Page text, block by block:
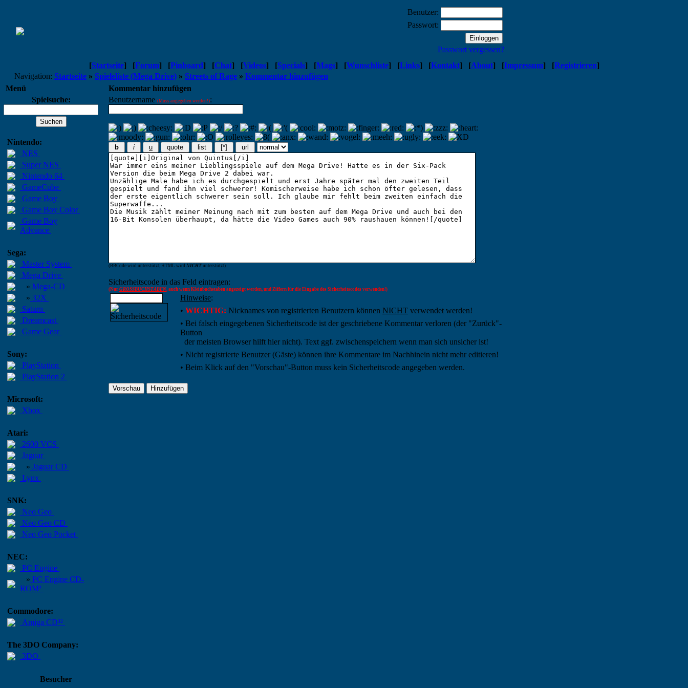
Benutzer:
Passwort:
Passwort vergessen?
[Startseite] [Forum] [Pinboard] [Chat] [Videos] [Specials] [Mags] [Wunschliste] [Links] [Kontakt] [About] [Impressum] [Registrieren]
Navigation: Startseite » Spieleliste (Mega Drive) » Streets of Rage » Kommentar hinzufügen
Menü
Kommentar hinzufügen
Spielsuche:
Nintendo:
NES
Super NES
Nintendo 64
GameCube
Game Boy
Game Boy Color
Game Boy
Advance
Sega:
Master System
Mega Drive
» Mega-CD
» 32X
Saturn
Dreamcast
Game Gear
Sony:
PlayStation
PlayStation 2
Microsoft:
Xbox
Atari:
2600 VCS
Jaguar
» Jaguar CD
Lynx
SNK:
Neo Geo
Neo Geo CD
Neo Geo Pocket
NEC:
PC Engine
» PC Engine CD-
ROM²
Commodore:
Amiga CD³²
The 3DO Company:
3DO
Besucher
Benutzername (Muss angegeben werden!):
b i u quote list [*] url
(BBCode wird unterstützt, HTML wird NICHT unterstützt)
Sicherheitscode in das Feld eintragen:
(Nur GROSSBUCHSTABEN, auch wenn Kleinbuchstaben angezeigt werden, und Ziffern für die Eingabe des Sicherheitscodes verwenden!)
Hinweise:
• WICHTIG: Nicknames von registrierten Benutzern können NICHT verwendet werden!
• Bei falsch eingegebenen Sicherheitscode ist der geschriebene Kommentar verloren (der "Zurück"-
Button
der meisten Browser hilft hier nicht). Text ggf. zwischenspeichern wenn man sich unsicher ist!
• Nicht registrierte Benutzer (Gäste) können ihre Kommentare im Nachhinein nicht mehr editieren!
• Beim Klick auf den "Vorschau"-Button muss kein Sicherheitscode angegeben werden.